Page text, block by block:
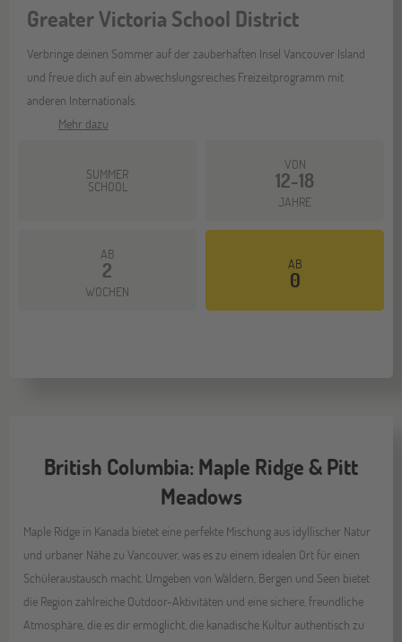
Greater Victoria School District
Verbringe deinen Sommer auf der zauberhaften Insel Vancouver Island
und freue dich auf ein abwechslungsreiches Freizeitprogramm mit
anderen Internationals.
Mehr dazu
SUMMER
SCHOOL
VON
12-18
JAHRE
AB
2
WOCHEN
AB
0
British Columbia: Maple Ridge & Pitt
Meadows
Maple Ridge in Kanada bietet eine perfekte Mischung aus idyllischer Natur
und urbaner Nähe zu Vancouver, was es zu einem idealen Ort für einen
Schüleraustausch macht. Umgeben von Wäldern, Bergen und Seen bietet
die Region zahlreiche Outdoor-Aktivitäten und eine sichere, freundliche
Atmosphäre, die es dir ermöglicht, die kanadische Kultur authentisch zu